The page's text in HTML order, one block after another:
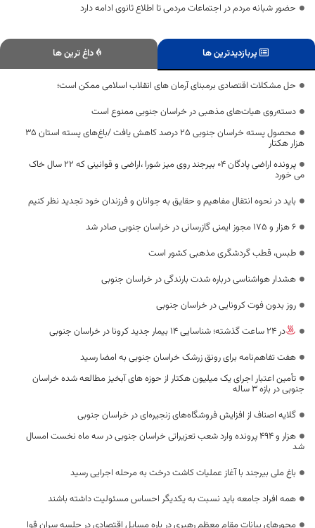
حضور شبانه مردم در اجتماعات مردمی تا اطلاع ثانوی ادامه دارد
پربازدیدترین ها داغ ترین ها
حل مشکلات اقتصادی برمبنای آرمان های انقلاب اسلامی ممکن است؛
دسته‌روی هیات‌های مذهبی در خراسان جنوبی ممنوع است
محصول پسته خراسان جنوبی ۲۵ درصد کاهش یافت /باغ‌های پسته استان ۳۵
هزار هکتار
پرونده اراضی پادگان ۰۴ بیرجند روی میز شورا ،اراضی و قوانینی که ۲۲ سال خاک
می خورد
باید در نحوه انتقال مفاهیم و حقایق به جوانان و فرزندان خود تجدید نظر کنیم
۶ هزار و ۱۷۵ مجوز ایمنی گازرسانی در خراسان جنوبی صادر شد
طبس، قطب گردشگری مذهبی کشور است
هشدار هواشناسی درباره شدت بارندگی در خراسان جنوبی
روز بدون فوت کرونایی در خراسان جنوبی
در 24 ساعت گذشته؛ شناسایی 14 بیمار جدید کرونا در خراسان جنوبی
هفت تفاهم‌نامه برای رونق زرشک خراسان جنوبی به امضا رسید
تأمین اعتبار اجرای یک میلیون هکتار از حوزه های آبخیز مطالعه شده خراسان
جنوبی در بازه ۳ ساله
گلایه اصناف از افزایش فروشگاه‌های زنجیره‌ای در خراسان جنوبی
هزار و ۴۹۴ پرونده وارد شعب تعزیراتی خراسان جنوبی در سه ماه نخست امسال
شد
باغ ملی بیرجند با آغاز عملیات کاشت درخت به مرحله اجرایی رسید
همه افراد جامعه باید نسبت به یکدیگر احساس مسئولیت داشته باشند
محورهای بیانات مقام معظم رهبری در باره مسایل اقتصادی در جلسه سران قوا